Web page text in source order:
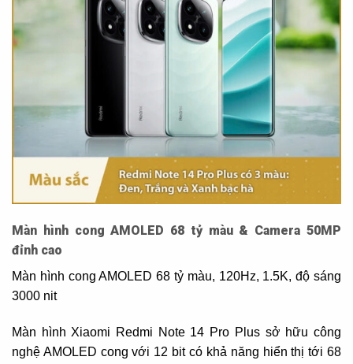
Màn hình cong AMOLED 68 tỷ màu & Camera 50MP
đỉnh cao
Màn hình cong AMOLED 68 tỷ màu, 120Hz, 1.5K, độ sáng
3000 nit
Màn hình Xiaomi Redmi Note 14 Pro Plus sở hữu công
nghệ AMOLED cong với 12 bit có khả năng hiển thị tới 68